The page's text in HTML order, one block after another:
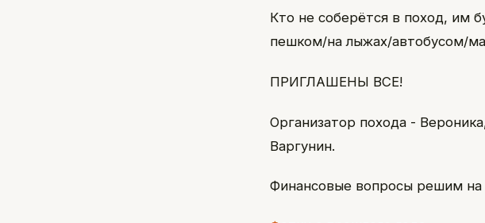
Кто не соберётся в поход, им
пешком/на лыжах/автобусом/
ПРИГЛАШЕНЫ ВСЕ!
Организатор похода -
Варгунин.
Финансовые вопросы решим на